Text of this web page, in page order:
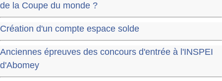
de la Coupe du monde ?
Création d'un compte espace solde
Anciennes épreuves des concours d'entrée à l'INSPEI
d'Abomey